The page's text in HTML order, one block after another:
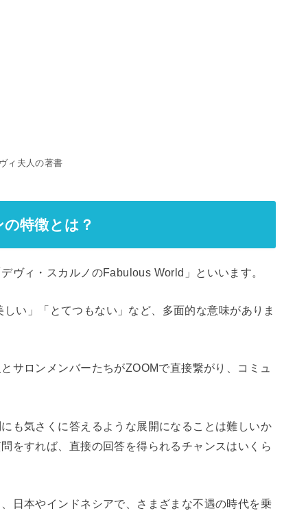
ィ夫人の著書
特徴とは？
ヴィ・スカルノのFabulous World」といいます。
い」「とてつもない」など、多面的な意味がありま
サロンメンバーたちがZOOMで直接繋がり、コミュ
も気さくに答えるような展開になることは難しいか
をすれば、直接の回答を得られるチャンスはいくら
日本やインドネシアで、さまざまな不遇の時代を乗